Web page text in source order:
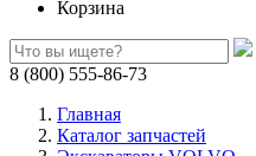
Корзина
8 (800) 555-86-73
Главная
Каталог запчастей